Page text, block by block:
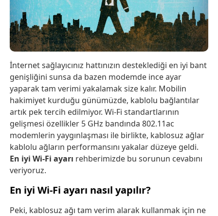
İnternet sağlayıcınız hattınızın desteklediği en iyi bant
genişliğini sunsa da bazen modemde ince ayar
yaparak tam verimi yakalamak size kalır. Mobilin
hakimiyet kurduğu günümüzde, kablolu bağlantılar
artık pek tercih edilmiyor. Wi-Fi standartlarının
gelişmesi özellikler 5 GHz bandında 802.11ac
modemlerin yaygınlaşması ile birlikte, kablosuz ağlar
kablolu ağların performansını yakalar düzeye geldi.
En iyi Wi-Fi ayarı rehberimizde bu sorunun cevabını
veriyoruz.
En iyi Wi-Fi ayarı nasıl yapılır?
Peki, kablosuz ağı tam verim alarak kullanmak için ne